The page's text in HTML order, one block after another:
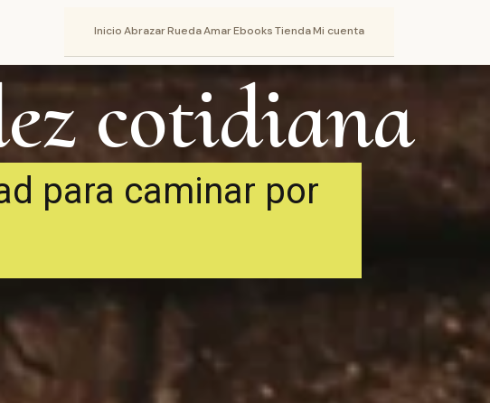
InicioAbrazarRuedaAmarEbooksTiendaMi cuenta
cotidiana
para caminar por